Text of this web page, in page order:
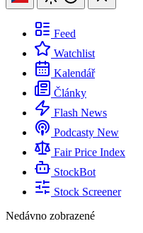
Feed
Watchlist
Kalendář
Články
Flash News
Podcasty New
Fair Price Index
StockBot
Stock Screener
Nedávno zobrazené